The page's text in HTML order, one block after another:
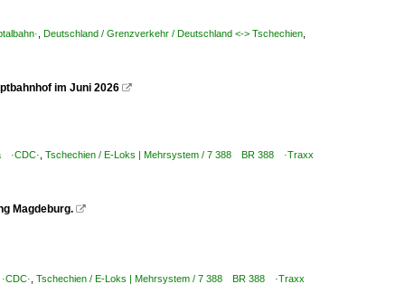
Deutschland / Grenzverkehr / Deutschland <-> Tschechien
im Juni 2026 
·CDC· Tschechien / E-Loks | Mehrsystem / 7 388 BR 388 ·Traxx
Magdeburg. 
Tschechien / E-Loks | Mehrsystem / 7 388 BR 388 ·Traxx